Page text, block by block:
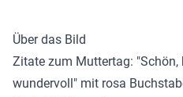
Über das Bild
Zitate zum Muttertag: "Schön,
wundervoll" mit rosa